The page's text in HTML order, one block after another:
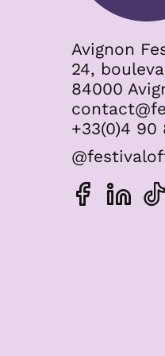
Avignon
24,
84000
+33(0)4 90